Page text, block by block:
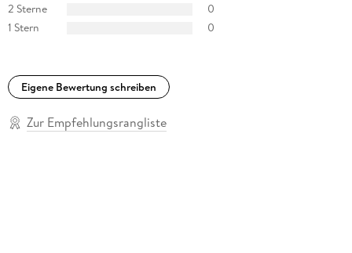
2 Sterne
0
1 Stern
0
Eigene Bewertung schreiben
Zur Empfehlungsrangliste